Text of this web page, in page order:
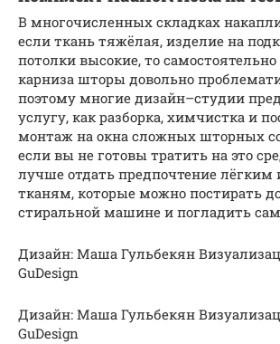
В многочисленных складках
если ткань тяжёлая, изделие на
потолки высокие, то самостоятельно
карниза шторы довольно
поэтому многие дизайн–студии
услугу, как разборка, химчистка и
монтаж на окна сложных шторных
если вы не готовы тратить на это
лучше отдать предпочтение
тканям, которые можно постирать
стиральной машине и погладить
Дизайн: Маша Гульбекян
GuDesign
Дизайн: Маша Гульбекян
GuDesign